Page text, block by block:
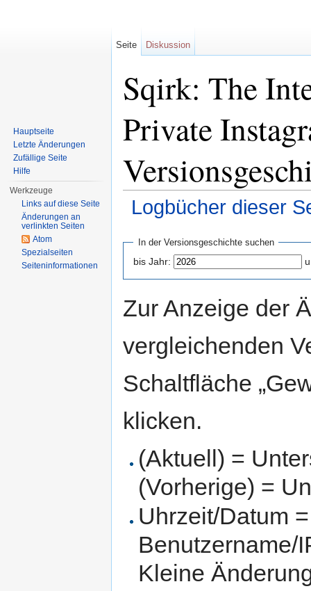
Sqirk: The
Private
Logbücher dieser
In der Versionsgeschichte suchen
bis Jahr:
Zur Anzeige der
vergleichenden
Schaltfläche
klicken.
(Aktuell) =
(Vorherige) =
Uhrzeit/Datum
Benutzername/
Kleine
Seite Diskussion
Hauptseite
Letzte Änderungen
Zufällige Seite
Hilfe
Werkzeuge
Links auf diese Seite
Änderungen an
verlinkten Seiten
Atom
Spezialseiten
Seiteninformationen